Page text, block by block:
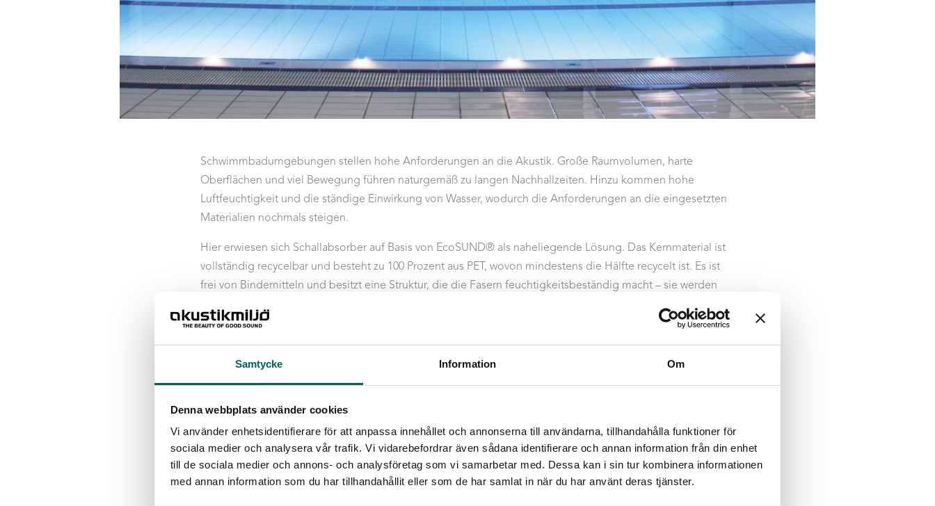
Samtycke Information Om
Denna webbplats använder cookies
Vi använder enhetsidentifierare för att anpassa innehållet och annonserna till användarna, tillhandahålla funktioner för
sociala medier och analysera vår trafik. Vi vidarebefordrar även sådana identifierare och annan information från din enhet
till de sociala medier och annons- och analysföretag som vi samarbetar med. Dessa kan i sin tur kombinera informationen
med annan information som du har tillhandahållit eller som de har samlat in när du har använt deras tjänster.
Schwimmbadumgebungen stellen hohe Anforderungen an die Akustik. Große Raumvolumen, harte
Oberflächen und viel Bewegung führen naturgemäß zu langen Nachhallzeiten. Hinzu kommen hohe
Luftfeuchtigkeit und die ständige Einwirkung von Wasser, wodurch die Anforderungen an die eingesetzten
Materialien nochmals steigen.
Hier erwiesen sich Schallabsorber auf Basis von EcoSUND® als naheliegende Lösung. Das Kernmaterial ist
vollständig recycelbar und besteht zu 100 Prozent aus PET, wovon mindestens die Hälfte recycelt ist. Es ist
frei von Bindemitteln und besitzt eine Struktur, die die Fasern feuchtigkeitsbeständig macht – sie werden
einer Schwimmbadumgebung entscheidend sind.
flexiblen und architektonischen Ausdruck verbindet. Für die Decke war eine Lösung erforderlich, die Schall
sowohl absorbiert als auch streut. Das Ergebnis war eine wellenförmige Decke aus Holzlamellen mit
dahinterliegenden Schallabsorbern aus EcoSUND®. Eine Lösung, die zu einer angenehmeren
Klangumgebung beiträgt und gleichzeitig die visuelle Identität des Raumes stärkt.
Vilundabadet ist ein anschauliches Beispiel dafür, wie durch die richtige Materialwahl und durchdachte
Akustiklösungen nachhaltige, funktionale und angenehme Umgebungen entstehen können – selbst unter